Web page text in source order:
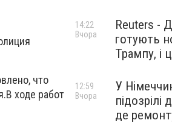
что
ходе работ
Reuters -
готують
Трампу, і
14:22
Вчора
У
де
12:59
Вчора